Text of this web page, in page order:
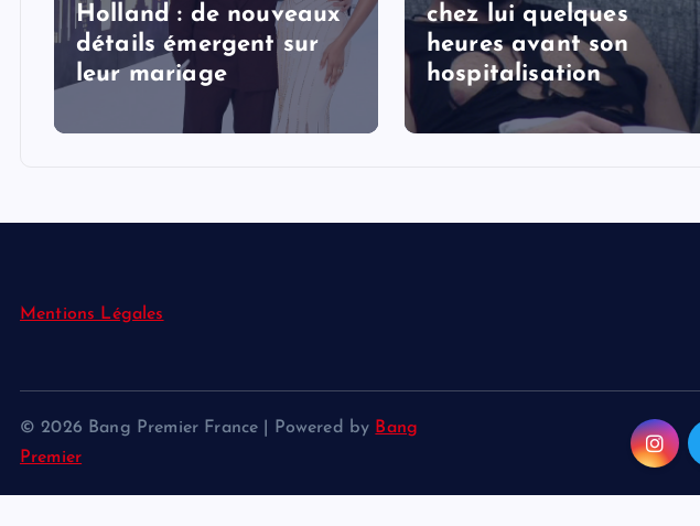
Holland : de nouveaux
détails émergent sur
leur mariage
chez lui quelques
heures avant son
hospitalisation
Mentions Légales
© 2026 Bang Premier France | Powered by Bang
Premier